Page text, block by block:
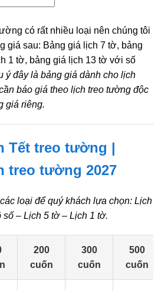
có rất nhiều loại nên chúng tôi
giá sau: Bảng giá lịch 7 tờ, bảng
1 tờ, bảng giá lịch 13 tờ với số
ý đây là bảng giá dành cho lịch
báo giá theo lịch treo tường độc
giá riêng.
Tết treo tường |
treo tường 2027
loại để quý khách lựa chọn: Lịch
– Lịch 5 tờ – Lịch 1 tờ.
200
cuốn
300
cuốn
500
cuốn